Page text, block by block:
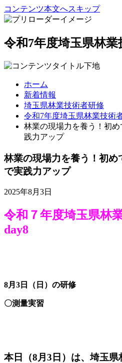
コンテンツ本文へスキップ
令和7年度埼玉県林
ホーム
新着情報
埼玉県林業技術者研修
令和7年度埼玉県林業技術
林業の現場力を養う！初
践力アップ
林業の現場力を養う！初め
で実践力アップ
2025年8月3日
令和７年度埼玉県林
day8
8月3日（日）の研修
〇測量実習
本日（8月3日）は、埼玉